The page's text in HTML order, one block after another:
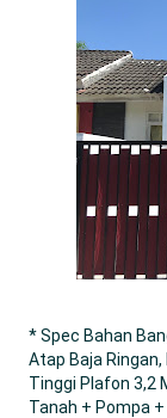
* Spec Bahan
Atap Baja
Tinggi Plafon 3,2
Tanah + Pompa